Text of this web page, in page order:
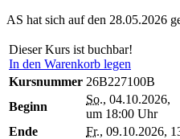
AS hat sich auf den 28.05.2026
Dieser Kurs ist buchbar!
In den Warenkorb legen
Kursnummer 26B227100B
Beginn
So., 04.10.2026,
um 18:00 Uhr
Ende
Fr., 09.10.2026,